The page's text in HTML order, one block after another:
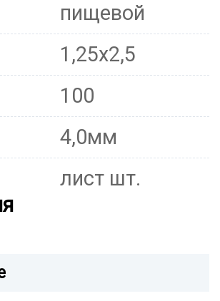
пищевой
1,25х2,5
100
4,0мм
лист шт.